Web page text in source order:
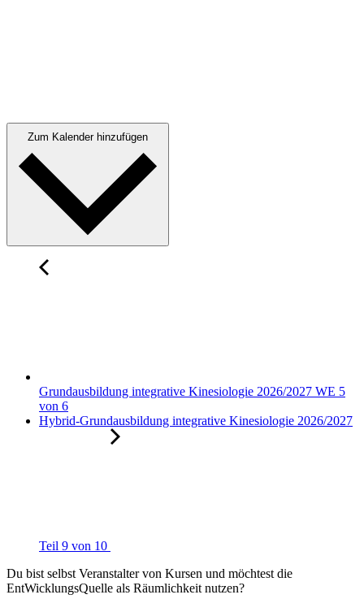
Grundausbildung integrative Kinesiologie 2026/2027 WE 5
von 6
Hybrid-Grundausbildung integrative Kinesiologie 2026/2027
Teil 9 von 10
Du bist selbst Veranstalter von Kursen und möchtest die
EntWicklungsQuelle als Räumlichkeit nutzen?